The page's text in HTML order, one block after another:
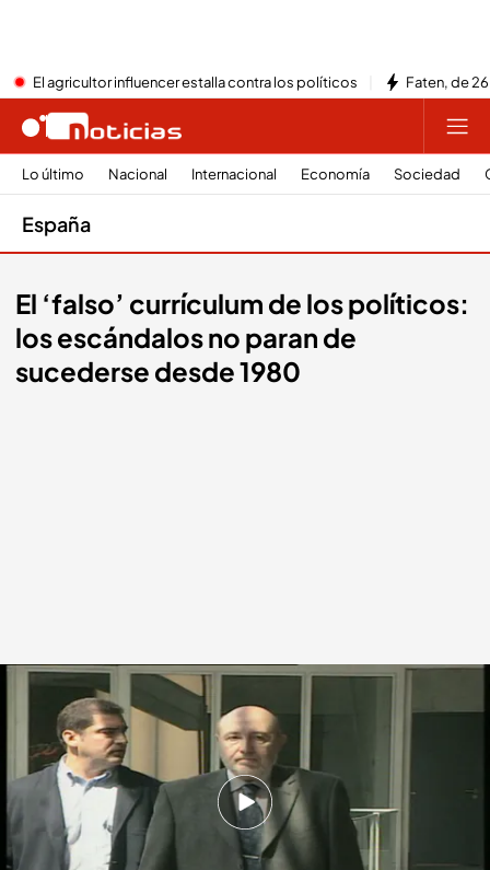
El agricultor influencer estalla contra los políticos Faten, de
Lo último Nacional Internacional Economía Sociedad
España
El ‘falso’ currículum de los políticos:
los escándalos no paran de
sucederse desde 1980
El ‘falso’ currículum de los políticos.Noticias Cuatro
Gabriel Cruz
02 AGO 2025 - 19:56h.
La falta de transparencia de las universidades
impide contrastar si alguien ha conseguido un